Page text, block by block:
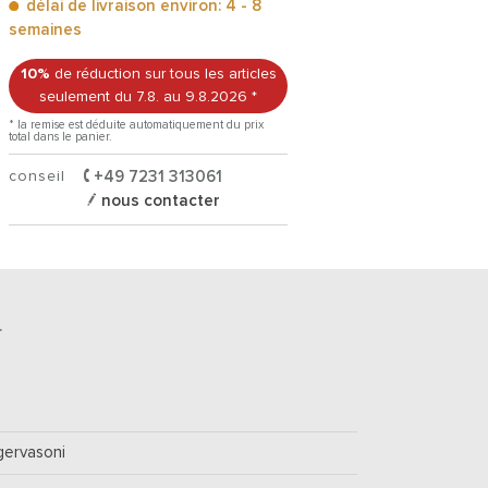
délai de livraison environ: 4 - 8
semaines
10% de réduction sur tous les articles
seulement du 7.8. au 9.8.2026 *
* la remise est déduite automatiquement du prix
total dans le panier.
conseil
+49 7231 313061
nous contacter